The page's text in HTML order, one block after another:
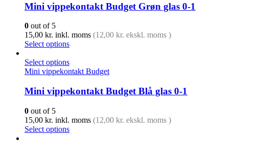
Mini vippekontakt Budget Grøn glas 0-1
0 out of 5
15,00 kr. inkl. moms (12,00 kr. ekskl. moms )
Select options
Select options
Mini vippekontakt Budget
Mini vippekontakt Budget Blå glas 0-1
0 out of 5
15,00 kr. inkl. moms (12,00 kr. ekskl. moms )
Select options